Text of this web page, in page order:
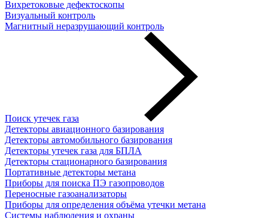
Вихретоковые дефектоскопы
Визуальный контроль
Магнитный неразрушающий контроль
Поиск утечек газа
Детекторы авиационного базирования
Детекторы автомобильного базирования
Детекторы утечек газа для БПЛА
Детекторы стационарного базирования
Портативные детекторы метана
Приборы для поиска ПЭ газопроводов
Переносные газоанализаторы
Приборы для определения объёма утечки метана
Системы наблюдения и охраны